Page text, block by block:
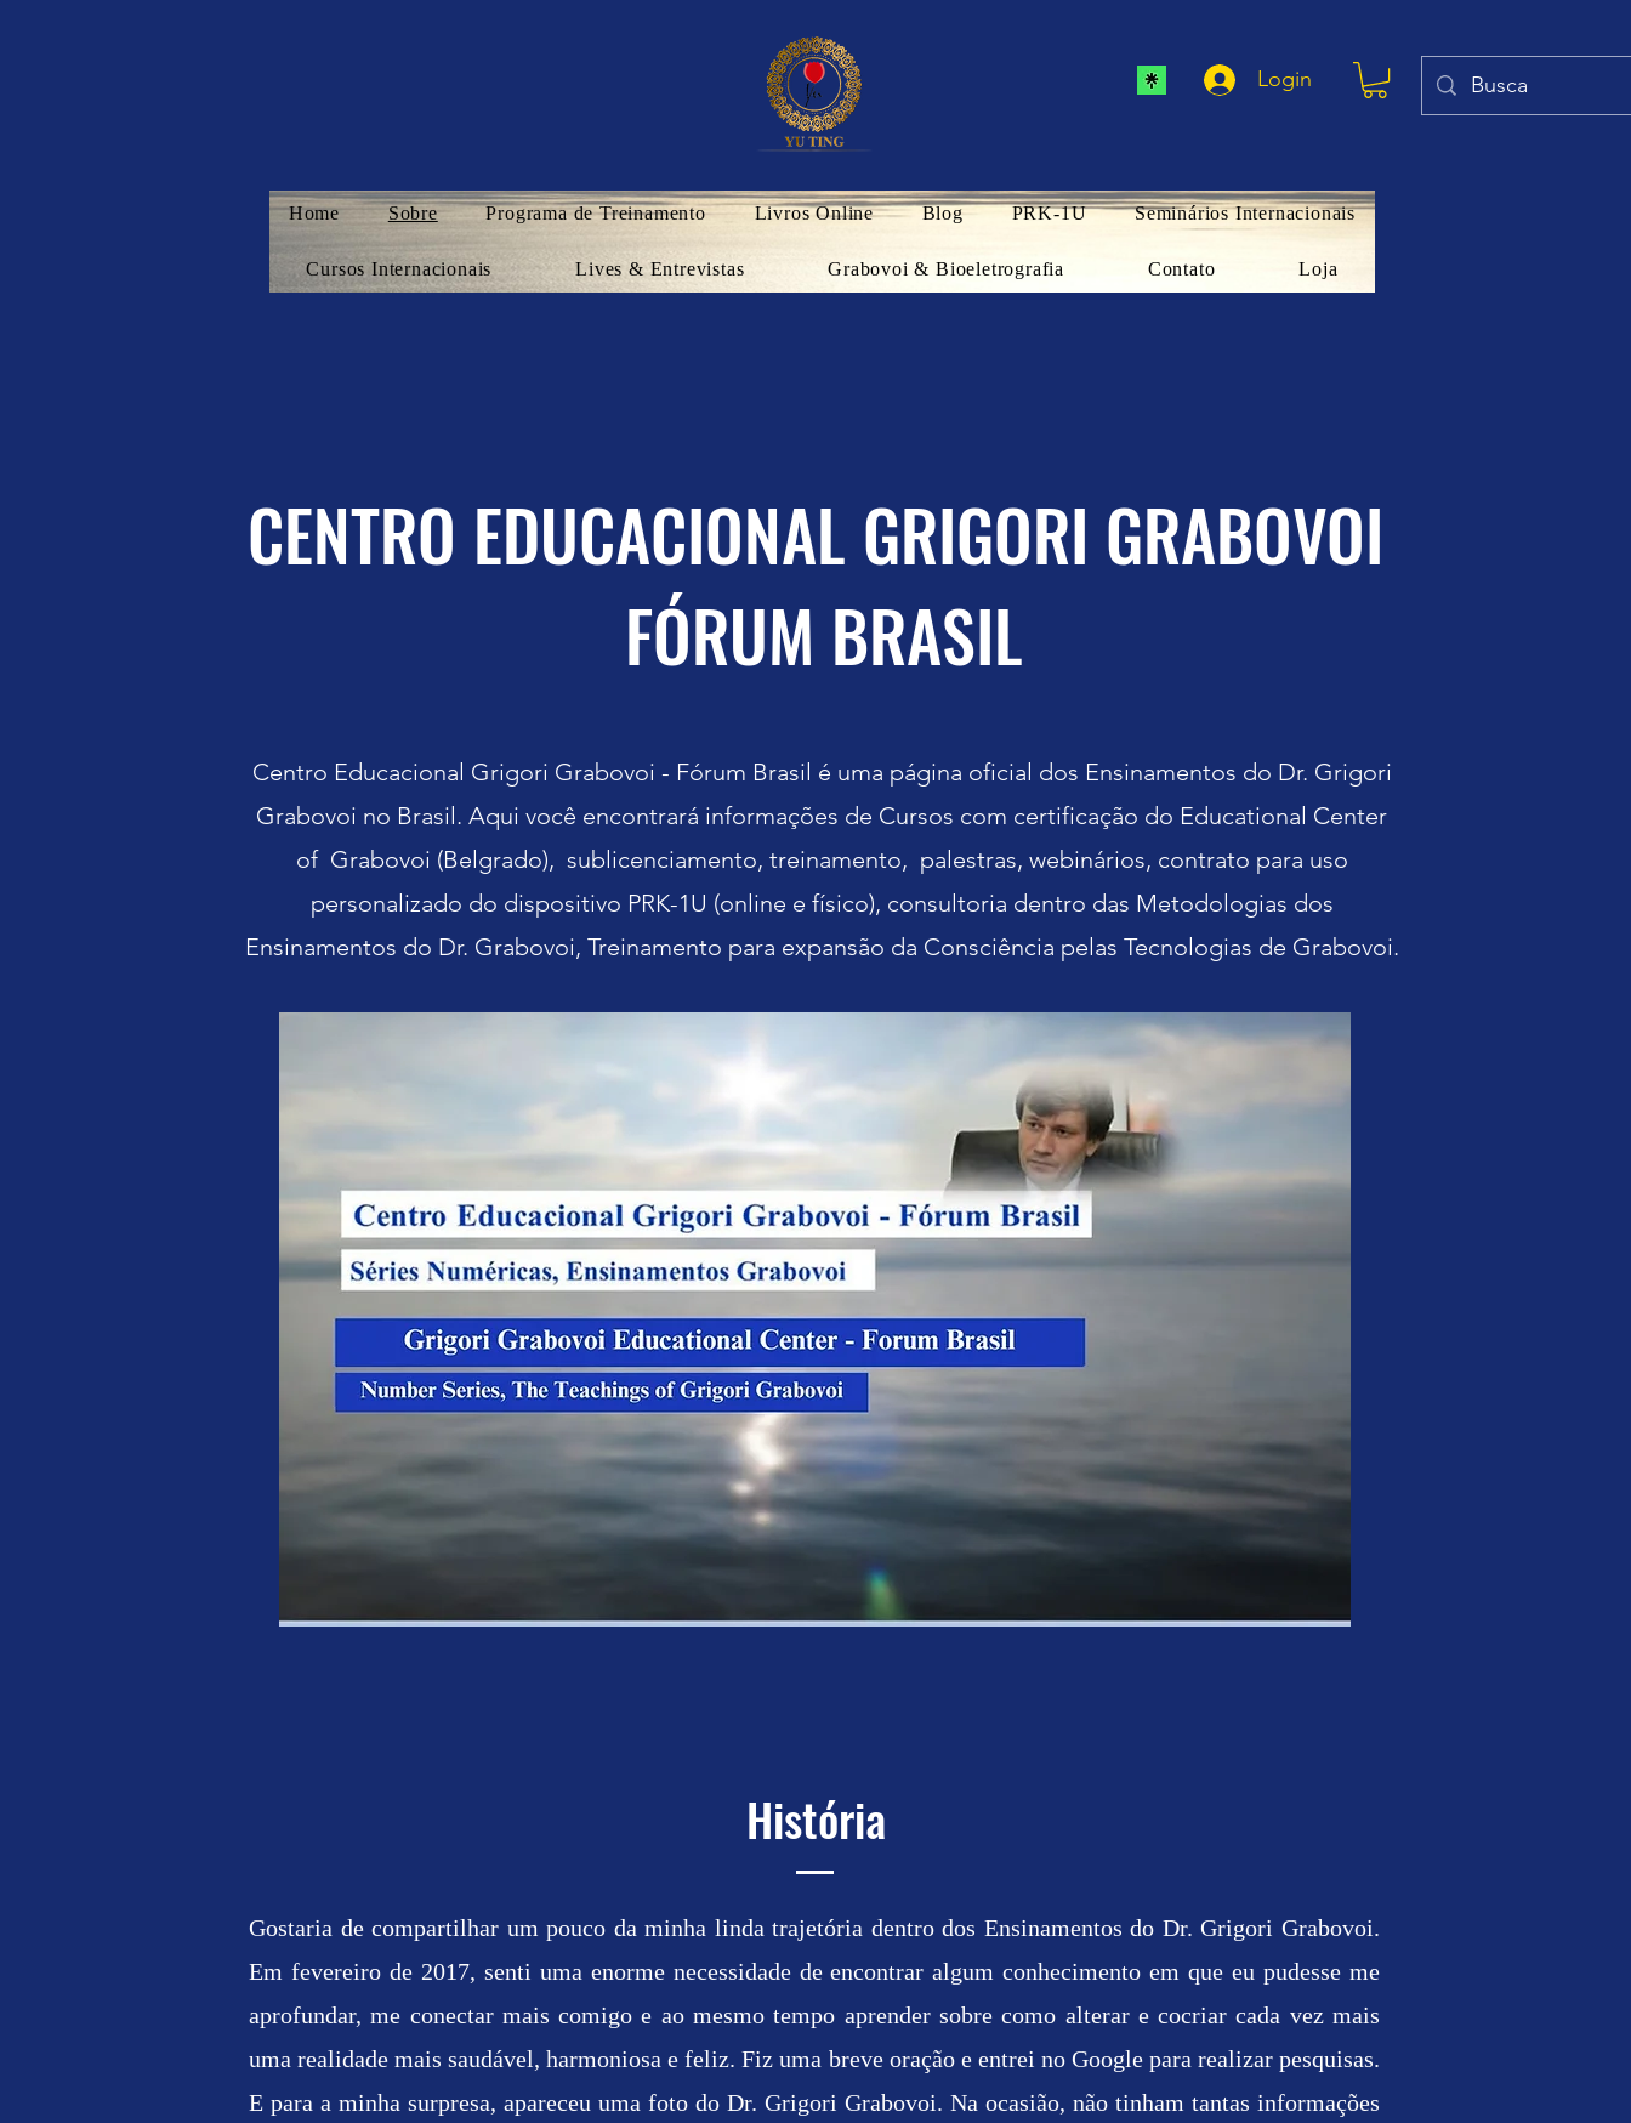
Login
Home Sobre Programa de Treinamento Livros Online Blog PRK-1U Seminários Internacionais
Cursos Internacionais Lives & Entrevistas Grabovoi & Bioeletrografia Contato Loja
CENTRO EDUCACIONAL GRIGORI GRABOVOI
FÓRUM BRASIL
Centro Educacional Grigori Grabovoi - Fórum Brasil é uma página oficial dos Ensinamentos do Dr. Grigori
Grabovoi no Brasil. Aqui você encontrará informações de Cursos com certificação do Educational Center
of Grabovoi (Belgrado), sublicenciamento, treinamento, palestras, webinários, contrato para uso
personalizado do dispositivo PRK-1U (online e físico), consultoria dentro das Metodologias dos
Ensinamentos do Dr. Grabovoi, Treinamento para expansão da Consciência pelas Tecnologias de Grabovoi.
História
Gostaria de compartilhar um pouco da minha linda trajetória dentro dos Ensinamentos do Dr. Grigori Grabovoi.
Em fevereiro de 2017, senti uma enorme necessidade de encontrar algum conhecimento em que eu pudesse me
aprofundar, me conectar mais comigo e ao mesmo tempo aprender sobre como alterar e cocriar cada vez mais
uma realidade mais saudável, harmoniosa e feliz. Fiz uma breve oração e entrei no Google para realizar pesquisas.
E para a minha surpresa, apareceu uma foto do Dr. Grigori Grabovoi. Na ocasião, não tinham tantas informações